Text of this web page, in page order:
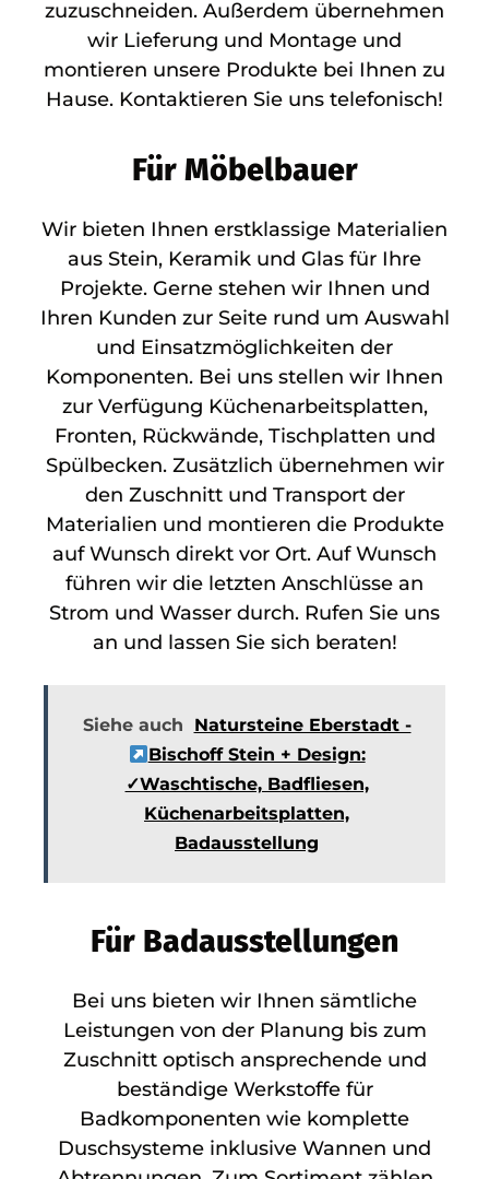
zuzuschneiden. Außerdem übernehmen
wir Lieferung und Montage und
montieren unsere Produkte bei Ihnen zu
Hause. Kontaktieren Sie uns telefonisch!
Für Möbelbauer
Wir bieten Ihnen erstklassige Materialien
aus Stein, Keramik und Glas für Ihre
Projekte. Gerne stehen wir Ihnen und
Ihren Kunden zur Seite rund um Auswahl
und Einsatzmöglichkeiten der
Komponenten. Bei uns stellen wir Ihnen
zur Verfügung Küchenarbeitsplatten,
Fronten, Rückwände, Tischplatten und
Spülbecken. Zusätzlich übernehmen wir
den Zuschnitt und Transport der
Materialien und montieren die Produkte
auf Wunsch direkt vor Ort. Auf Wunsch
führen wir die letzten Anschlüsse an
Strom und Wasser durch. Rufen Sie uns
an und lassen Sie sich beraten!
Siehe auch
Natursteine Eberstadt -
Bischoff Stein + Design:
✓Waschtische, Badfliesen,
Küchenarbeitsplatten,
Badausstellung
Für Badausstellungen
Bei uns bieten wir Ihnen sämtliche
Leistungen von der Planung bis zum
Zuschnitt optisch ansprechende und
beständige Werkstoffe für
Badkomponenten wie komplette
Duschsysteme inklusive Wannen und